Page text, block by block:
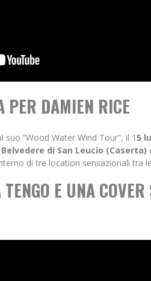
PER DAMIEN RICE
suo “Wood Water Wind Tour”, il 15
di San Leucio (Caserta)
di tre location sensazionali tra
E UNA COVER